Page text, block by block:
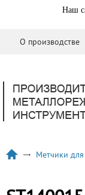
Наш
О производстве
Метчики